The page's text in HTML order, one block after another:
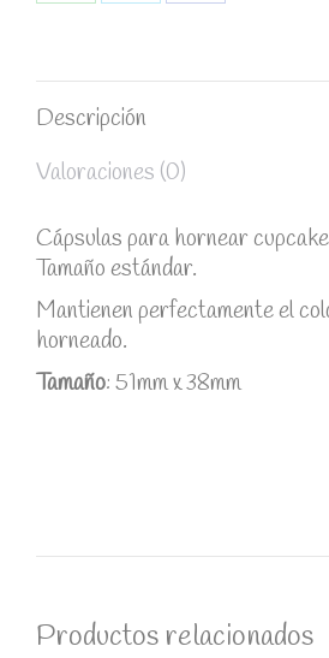
Descripción
Valoraciones (0)
Cápsulas para hornear
Tamaño estándar.
Mantienen perfectamente el
horneado.
Tamaño: 51mm x 38mm
Productos relacionados